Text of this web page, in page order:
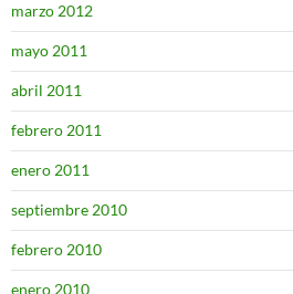
marzo 2012
mayo 2011
abril 2011
febrero 2011
enero 2011
septiembre 2010
febrero 2010
enero 2010